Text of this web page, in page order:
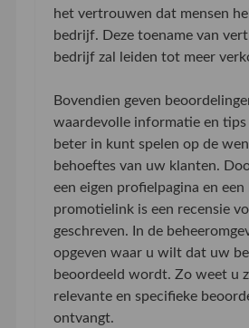
het vertrouwen dat mensen
bedrijf. Deze toename van
bedrijf zal leiden tot meer
Bovendien geven
waardevolle informatie en tips
beter in kunt spelen op de
behoeftes van uw klanten.
een eigen profielpagina en een
promotielink is een recensie
geschreven. In de
opgeven waar u wilt dat uw
beoordeeld wordt. Zo weet u
relevante en specifieke
ontvangt.